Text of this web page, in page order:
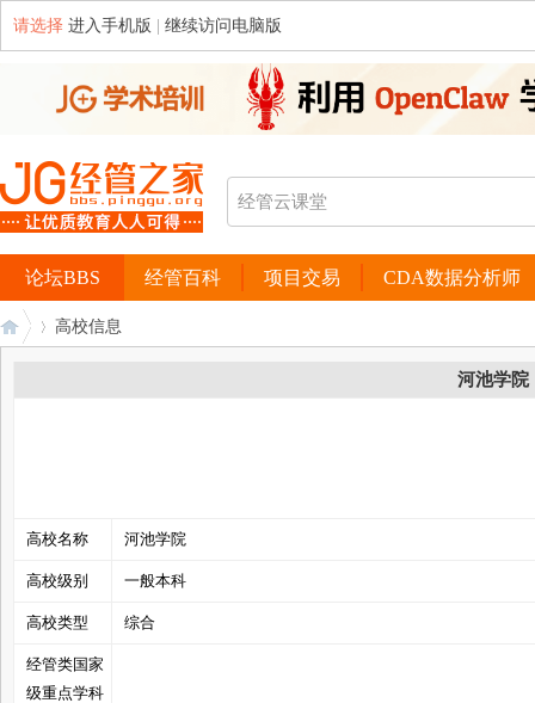
请选择 进入手机版 继续访问电脑版
经管百科 项目交易 CDA数据分析师
论坛BBS
高校信息
河池学院
高校名称 河池学院
高校级别 一般本科
高校类型 综合
经管类国家
级重点学科